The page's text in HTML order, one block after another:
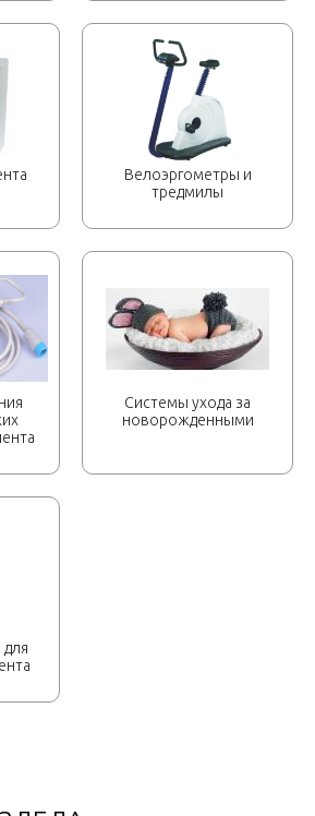
Велоэргометры и
тредмилы
Системы ухода за
новорожденными